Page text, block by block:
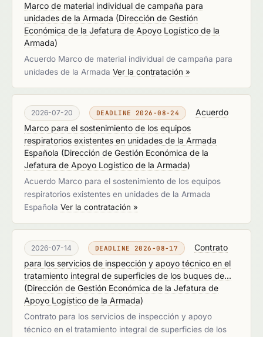
Marco de material individual de campaña para
unidades de la Armada (Dirección de Gestión
Económica de la Jefatura de Apoyo Logístico de la
Armada)
Acuerdo Marco de material individual de campaña para
unidades de la Armada Ver la contratación »
2026-07-20 DEADLINE 2026-08-24
Acuerdo
Marco para el sostenimiento de los equipos
respiratorios existentes en unidades de la Armada
Española (Dirección de Gestión Económica de la
Jefatura de Apoyo Logístico de la Armada)
Acuerdo Marco para el sostenimiento de los equipos
respiratorios existentes en unidades de la Armada
Española Ver la contratación »
2026-07-14 DEADLINE 2026-08-17
Contrato
para los servicios de inspección y apoyo técnico en el
tratamiento integral de superficies de los buques de...
(Dirección de Gestión Económica de la Jefatura de
Apoyo Logístico de la Armada)
Contrato para los servicios de inspección y apoyo
técnico en el tratamiento integral de superficies de los